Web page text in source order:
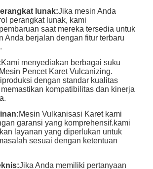
lunak:Jika mesin Anda
perangkat lunak, kami
saat mereka tersedia untuk
Anda berjalan dengan fitur terbaru
Kami menyediakan berbagai suku
Pencet Karet Vulcanizing.
dengan standar kualitas
kompatibilitas dan kinerja
Mesin Vulkanisasi Karet kami
garansi yang komprehensif.kami
layanan yang diperlukan untuk
sesuai dengan ketentuan
Jika Anda memiliki pertanyaan